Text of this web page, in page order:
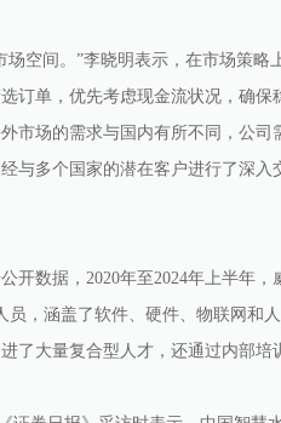
间。”李晓明表示，在市场策略
订单，优先考虑现金流状况，确保
场的需求与国内有所不同，公司
多个国家的潜在客户进行了深入
据，2020年至2024年上半年，
，涵盖了软件、硬件、物联网和人
大量复合型人才，还通过内部培